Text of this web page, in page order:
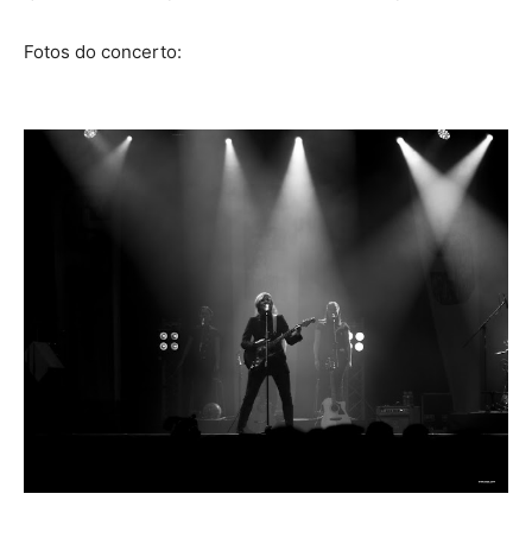
Fotos do concerto: